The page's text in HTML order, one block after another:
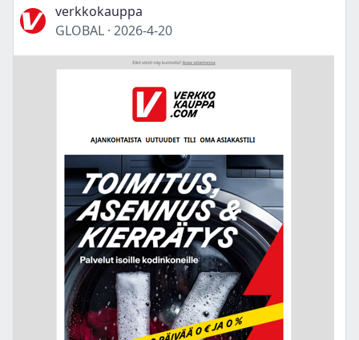
verkkokauppa
GLOBAL · 2026-4-20